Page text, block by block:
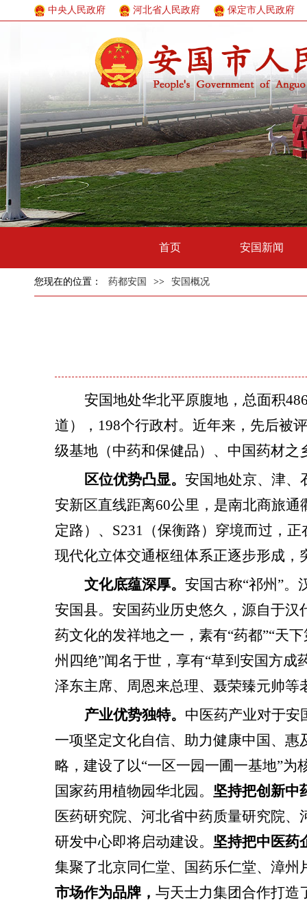
中央人民政府 河北省人民政府 保定市人民政府
首页 安国新闻
您现在的位置： 药都安国 >> 安国概况
安国地处华北平原腹地，总面积
道），198个行政村。近年来，先后被
级基地（中药和保健品）、中国药材
区位优势凸显。 安国地处京、津、
安新区直线距离60公里，是南北商旅
定路）、S231（保衡路）穿境而过，
现代化立体交通枢纽体系正逐步形成
文化底蕴深厚。 安国古称“祁州”。
安国县。安国药业历史悠久，源自于
药文化的发祥地之一，素有“药都”“天
州四绝”闻名于世，享有“草到安国方
泽东主席、周恩来总理、聂荣臻元帅
产业优势独特。 中医药产业对于安
一项坚定文化自信、助力健康中国、惠
略，建设了以“一区一园一圃一基地”
国家药用植物园华北园。 坚持把创新中
医药研究院、河北省中药质量研究院
研发中心即将启动建设。 坚持把中医药
集聚了北京同仁堂、国药乐仁堂、漳
市场作为品牌， 与天士力集团合作打造